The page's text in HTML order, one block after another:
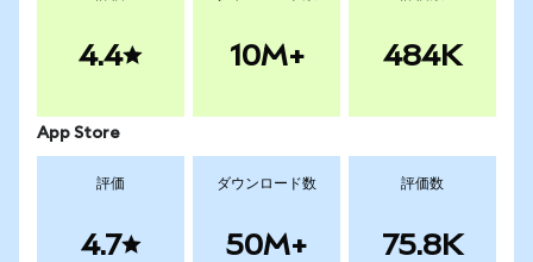
4.4 10M+ 484K
App Store
評価
4.7
ダウンロード数
50M+
評価数
75.8K